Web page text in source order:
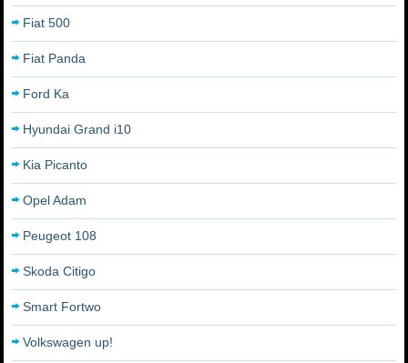
Fiat 500
Fiat Panda
Ford Ka
Hyundai Grand i10
Kia Picanto
Opel Adam
Peugeot 108
Skoda Citigo
Smart Fortwo
Volkswagen up!